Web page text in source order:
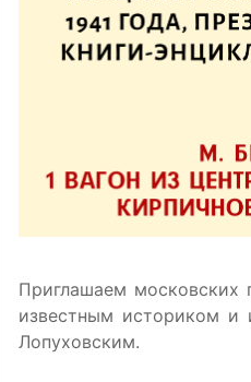
Приглашаем московских
известным историком и
Лопуховским.